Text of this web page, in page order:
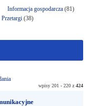
Informacja gospodarcza(81)
Przetargi(38)
wpisy 201 - 220 z424